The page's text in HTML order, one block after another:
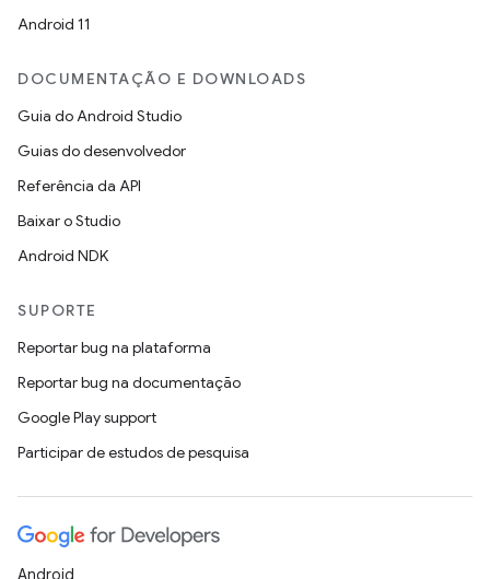
Android 11
DOCUMENTAÇÃO E DOWNLOADS
Guia do Android Studio
Guias do desenvolvedor
Referência da API
Baixar o Studio
Android NDK
SUPORTE
Reportar bug na plataforma
Reportar bug na documentação
Google Play support
Participar de estudos de pesquisa
Android